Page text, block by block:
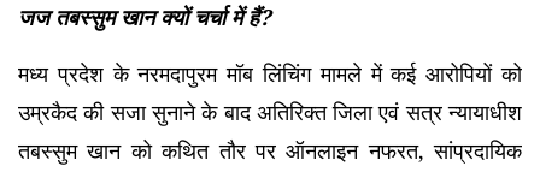
जज तबस्सुम खान क्यों चर्चा में हैं?
मध्य प्रदेश के नरमदापुरम मॉब लिंचिंग मामले में कई आरोपियों को
उम्रकैद की सजा सुनाने के बाद अतिरिक्त जिला एवं सत्र न्यायाधीश
तबस्सुम खान को कथित तौर पर ऑनलाइन नफरत, सांप्रदायिक